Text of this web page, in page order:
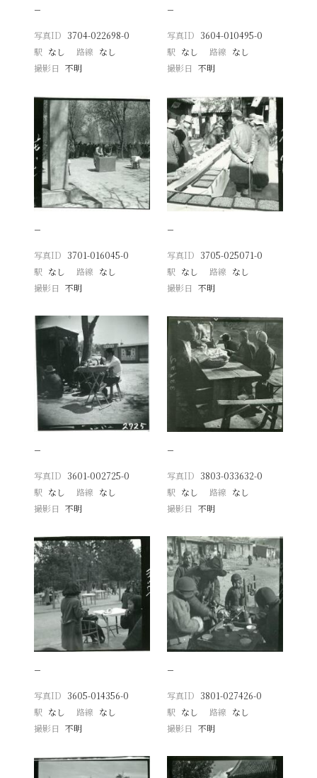
−
写真ID 3704-022698-0
駅 なし 路線 なし
撮影日
不明
−
写真ID 3604-010495-0
駅 なし 路線 なし
撮影日 不明
−
写真ID 3701-016045-0
駅 なし 路線 なし
撮影日
不明
−
写真ID 3705-025071-0
駅 なし 路線 なし
撮影日 不明
−
写真ID 3601-002725-0
駅 なし 路線 なし
撮影日
不明
−
写真ID 3803-033632-0
駅 なし 路線 なし
撮影日 不明
−
写真ID 3605-014356-0
駅 なし 路線 なし
撮影日
不明
−
写真ID 3801-027426-0
駅 なし 路線 なし
撮影日 不明